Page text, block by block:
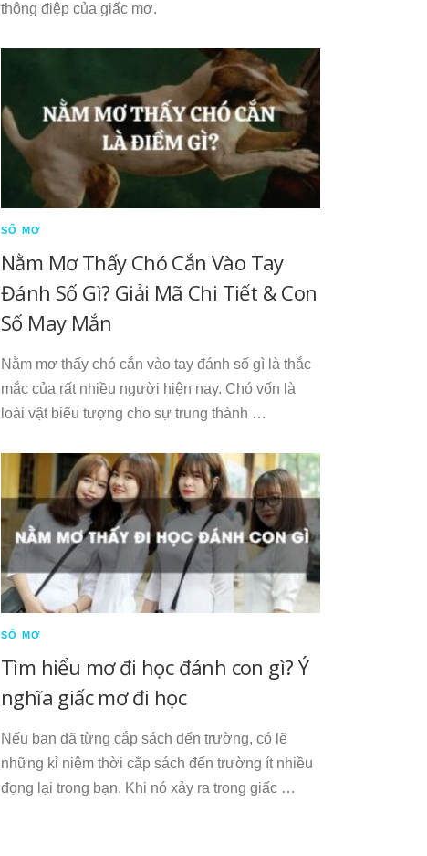
thông điệp của giấc mơ.
SỔ MƠ
Nằm Mơ Thấy Chó Cắn Vào Tay
Đánh Số Gì? Giải Mã Chi Tiết & Con
Số May Mắn
Nằm mơ thấy chó cắn vào tay đánh số gì là thắc
mắc của rất nhiều người hiện nay. Chó vốn là
loài vật biểu tượng cho sự trung thành …
SỔ MƠ
Tìm hiểu mơ đi học đánh con gì? Ý
nghĩa giấc mơ đi học
Nếu bạn đã từng cắp sách đến trường, có lẽ
những kỉ niệm thời cắp sách đến trường ít nhiều
đọng lại trong bạn. Khi nó xảy ra trong giấc …